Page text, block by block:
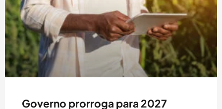
Governo prorroga para 2027